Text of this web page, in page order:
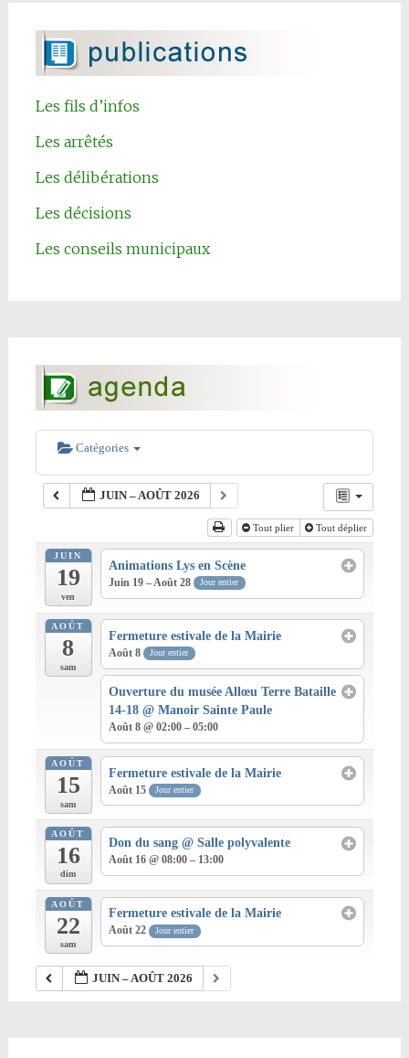
Les fils d’infos
Les arrêtés
Les délibérations
Les décisions
Les conseils municipaux
Catégories
JUIN – AOÛT 2026
Tout plier Tout déplier
JUIN
19
ven
Animations Lys en Scène
Juin 19 – Août 28 Jour entier
AOÛT
8
sam
Fermeture estivale de la Mairie
Août 8 Jour entier
Ouverture du musée Allœu Terre Bataille
14-18@ Manoir Sainte Paule
Août 8 @ 02:00 – 05:00
AOÛT
15
sam
Fermeture estivale de la Mairie
Août 15 Jour entier
AOÛT
16
dim
Don du sang@ Salle polyvalente
Août 16 @ 08:00 – 13:00
AOÛT
22
sam
Fermeture estivale de la Mairie
Août 22 Jour entier
JUIN – AOÛT 2026